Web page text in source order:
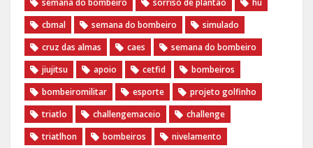
semana do bombeiro
sorriso de plantao
hu
cbmal
semana do bombeiro
simulado
cruz das almas
caes
semana do bombeiro
jiujitsu
apoio cetfid
bombeiros
bombeiromilitar
esporte
projeto golfinho
triatlo
challengemaceio
challenge
triatlhon
bombeiros
nivelamento